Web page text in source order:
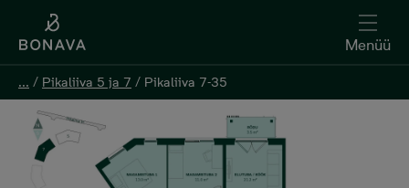
Menüü
... / Pikaliiva 5 ja 7 / Pikaliiva 7-35
Menüü
... / Pikaliiva 5 ja 7 / Pikaliiva 7-35
Registreeri huvi